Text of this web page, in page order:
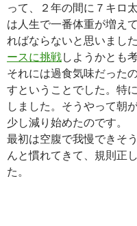
って、２年の間に７キロ
は人生で一番体重が増え
ればならないと思いました
ースに挑戦しようかとも
それには過食気味だった
すということでした。特
しました。そうやって朝
少し減り始めたのです。
最初は空腹で我慢できそ
んと慣れてきて、規則正
た。